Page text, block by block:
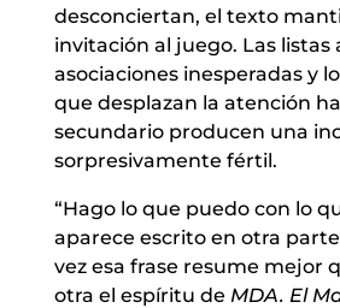
desconciertan, el texto
invitación al juego. Las listas
asociaciones inesperadas y
que desplazan la atención
secundario producen una
sorpresivamente fértil.
“Hago lo que puedo con lo
aparece escrito en otra
vez esa frase resume mejor
otra el espíritu de MDA. El